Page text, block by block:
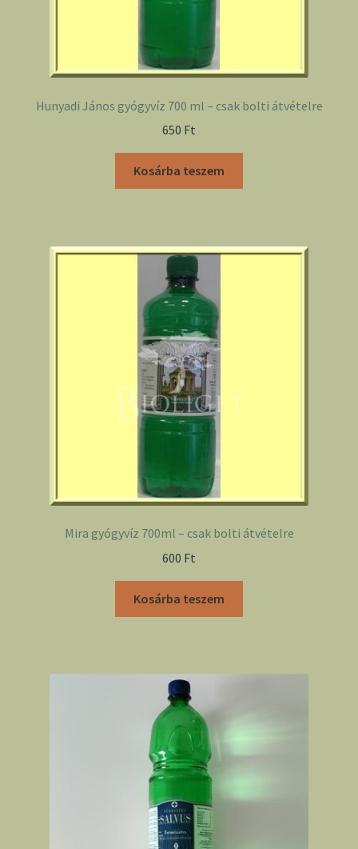
Hunyadi János gyógyvíz 700 ml – csak bolti átvételre
650 Ft
Kosárba teszem
Mira gyógyvíz 700ml – csak bolti átvételre
600 Ft
Kosárba teszem